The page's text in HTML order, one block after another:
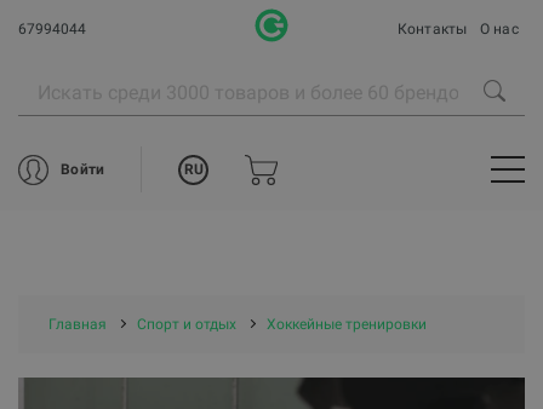
67994044 Контакты О нас
Войти RU
Главная Спорт и отдых Хоккейные тренировки